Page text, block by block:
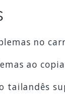
no
ao
tailandês